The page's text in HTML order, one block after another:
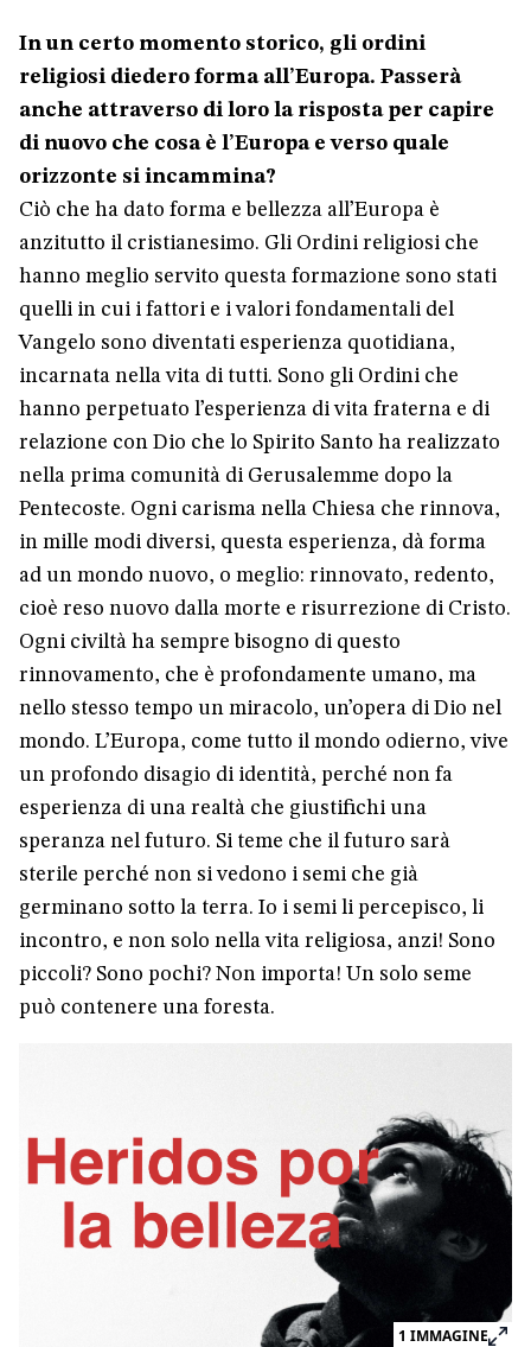
In un certo momento storico, gli ordini
religiosi diedero forma all’Europa. Passerà
anche attraverso di loro la risposta per capire
di nuovo che cosa è l’Europa e verso quale
orizzonte si incammina?
Ciò che ha dato forma e bellezza all’Europa è
anzitutto il cristianesimo. Gli Ordini religiosi che
hanno meglio servito questa formazione sono stati
quelli in cui i fattori e i valori fondamentali del
Vangelo sono diventati esperienza quotidiana,
incarnata nella vita di tutti. Sono gli Ordini che
hanno perpetuato l’esperienza di vita fraterna e di
relazione con Dio che lo Spirito Santo ha realizzato
nella prima comunità di Gerusalemme dopo la
Pentecoste. Ogni carisma nella Chiesa che rinnova,
in mille modi diversi, questa esperienza, dà forma
ad un mondo nuovo, o meglio: rinnovato, redento,
cioè reso nuovo dalla morte e risurrezione di Cristo.
Ogni civiltà ha sempre bisogno di questo
rinnovamento, che è profondamente umano, ma
nello stesso tempo un miracolo, un’opera di Dio nel
mondo. L’Europa, come tutto il mondo odierno, vive
un profondo disagio di identità, perché non fa
esperienza di una realtà che giustifichi una
speranza nel futuro. Si teme che il futuro sarà
sterile perché non si vedono i semi che già
germinano sotto la terra. Io i semi li percepisco, li
incontro, e non solo nella vita religiosa, anzi! Sono
piccoli? Sono pochi? Non importa! Un solo seme
può contenere una foresta.
1 IMMAGINE